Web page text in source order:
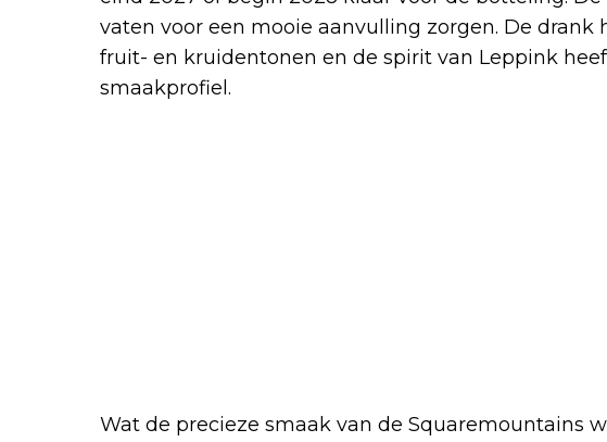
vaten voor een mooie aanvulling zorgen. De drank
fruit- en kruidentonen en de spirit van Leppink
smaakprofiel.
Wat de precieze smaak van de Squaremountains